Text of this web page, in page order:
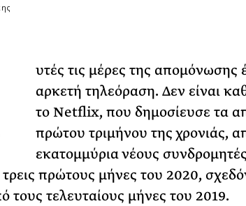
υτές τις μέρες της απομόνωσης
αρκετή τηλεόραση. Δεν είναι
το Netflix, που δημοσίευσε τα
πρώτου τριμήνου της χρονιάς,
εκατομμύρια νέους
πρώτους μήνες του 2020,
τους τελευταίους μήνες του 2019.
ΡΙΑ ΣΠΥΡΟΥ